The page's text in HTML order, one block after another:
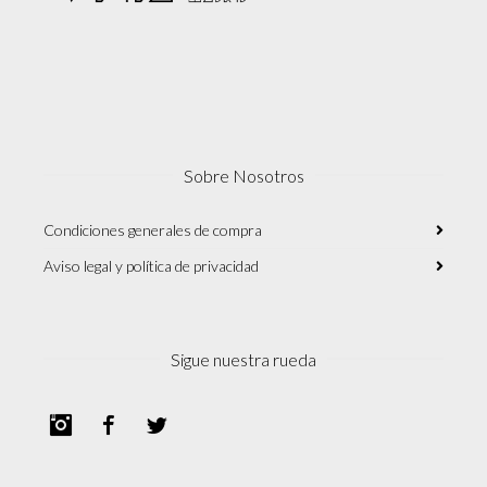
Sobre Nosotros
Condiciones generales de compra
Aviso legal y política de privacidad
Sigue nuestra rueda
InstagramFacebook